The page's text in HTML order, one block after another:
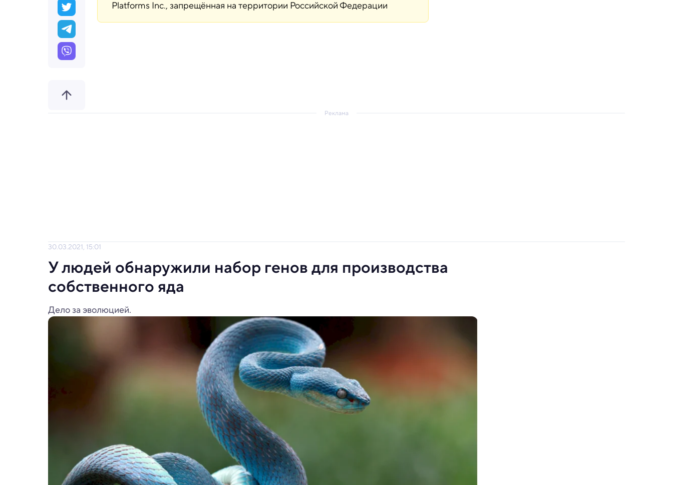
Platforms Inc., запрещённая на территории Российской Федерации
Реклама
30.03.2021, 15:01
У людей обнаружили набор генов для производства
собственного яда
Дело за эволюцией.